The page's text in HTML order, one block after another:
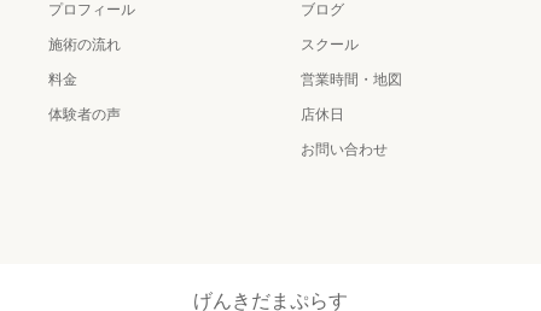
プロフィール
施術の流れ
料金
体験者の声
ブログ
スクール
営業時間・地図
店休日
お問い合わせ
げんきだまぷらす